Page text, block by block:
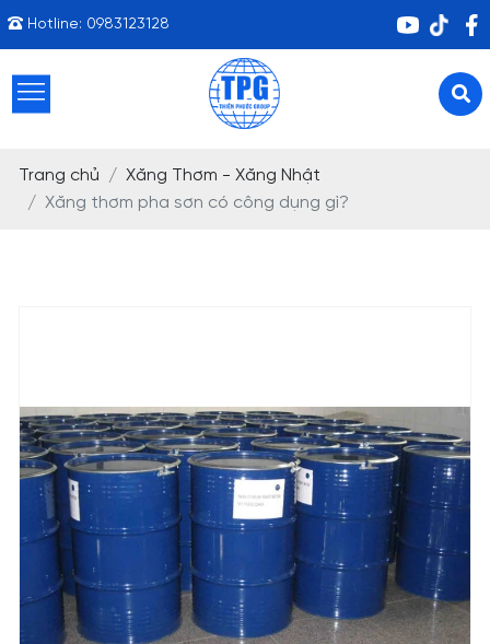
Hotline: 0983123128
Trang chủ
Xăng Thơm - Xăng Nhật
Xăng thơm pha sơn có công dụng gì?